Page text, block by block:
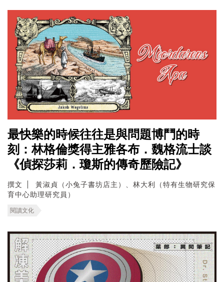
最快樂的時候往往是與問題博鬥的時
刻：林格倫獎得主雅各布．魏格流士談
《偵探莎莉．瓊斯的傳奇歷險記》
撰文
黃淑貞（小兔子書坊店主）、林大利（特有生物研究保
育中心助理研究員）
閱讀文化